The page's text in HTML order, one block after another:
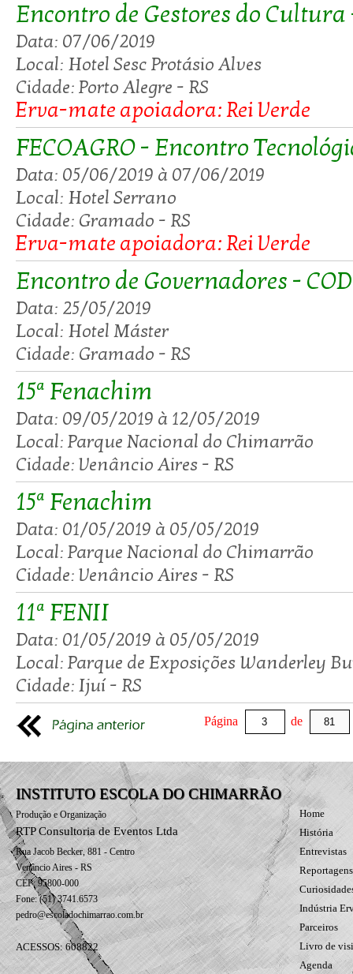
Encontro de Gestores do Cultura
Data: 07/06/2019
Local: Hotel Sesc Protásio Alves
Cidade: Porto Alegre - RS
Erva-mate apoiadora: Rei Verde
FECOAGRO - Encontro
Data: 05/06/2019 à 07/06/2019
Local: Hotel Serrano
Cidade: Gramado - RS
Erva-mate apoiadora: Rei Verde
Encontro de Governadores -
Data: 25/05/2019
Local: Hotel Máster
Cidade: Gramado - RS
15ª Fenachim
Data: 09/05/2019 à 12/05/2019
Local: Parque Nacional do Chimarrão
Cidade: Venâncio Aires - RS
15ª Fenachim
Data: 01/05/2019 à 05/05/2019
Local: Parque Nacional do Chimarrão
Cidade: Venâncio Aires - RS
11ª FENII
Data: 01/05/2019 à 05/05/2019
Local: Parque de Exposições Wanderley
Cidade: Ijuí­ - RS
Página de
INSTITUTO ESCOLA DO CHIMARRÃO
Produção e Organização
RTP Consultoria de Eventos Ltda
Rua Jacob Becker, 881 - Centro
Venâncio Aires - RS
CEP: 95800-000
Fone: (51) 3741.6573
pedro@escoladochimarrao.com.br
ACESSOS: 608822
Home
História
Entrevistas
Reportagens
Indústria
Parceiros
Livro de
Agenda